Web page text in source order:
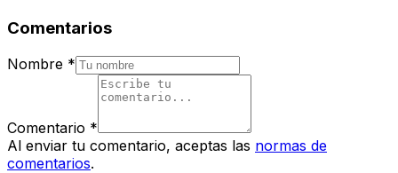
Comentarios
Nombre *
Comentario *
Al enviar tu comentario, aceptas las normas de
comentarios.